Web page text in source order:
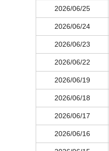
2026/06/25
2026/06/24
2026/06/23
2026/06/22
2026/06/19
2026/06/18
2026/06/17
2026/06/16